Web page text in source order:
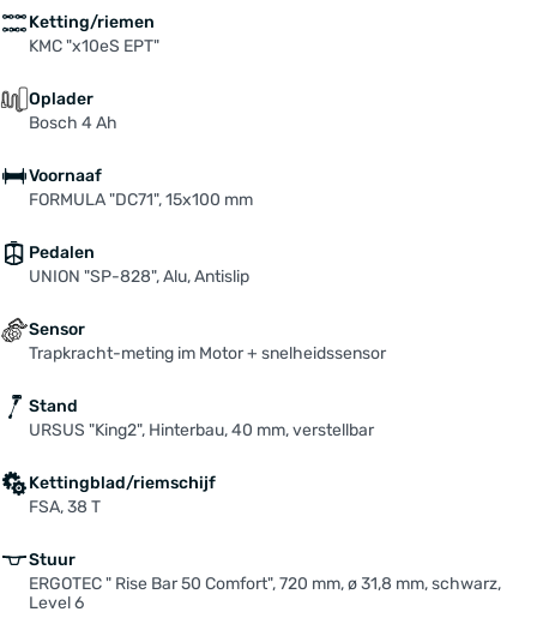
Ketting/riemen
KMC "x10eS EPT"
Oplader
Bosch 4 Ah
Voornaaf
FORMULA "DC71", 15x100 mm
Pedalen
UNION "SP-828", Alu, Antislip
Sensor
Trapkracht-meting im Motor + snelheidssensor
Stand
URSUS "King2", Hinterbau, 40 mm, verstellbar
Kettingblad/riemschijf
FSA, 38 T
Stuur
ERGOTEC " Rise Bar 50 Comfort", 720 mm, ø 31,8 mm, schwarz,
Level 6